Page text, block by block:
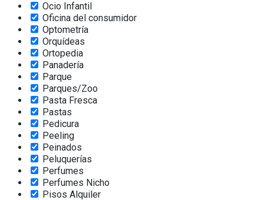
Ocio Infantil
Oficina del consumidor
Optometría
Orquídeas
Ortopedia
Panadería
Parque
Parques/Zoo
Pasta Fresca
Pastas
Pedicura
Peeling
Peinados
Peluquerías
Perfumes
Perfumes Nicho
Pisos Alquiler